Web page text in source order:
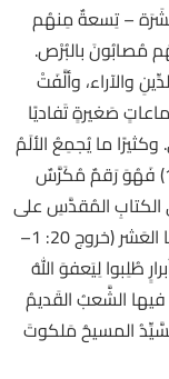
– تِسعةٌ مِنهُم
مُصابُونَ بالبُرْص.
والآراء، وألَّفَتْ
صَغيرةٍ تَفاديًا
ما يُجمِعُ الألَمُ
المُشتركُ بَينَ القُلوبِ المُتَنافِرة. وأمَّا الرَّقمُ (10) فَهُوَ رَقمٌ مُكَرَّسٌ
المُقدَّسِ على
كَمالِ مَسؤوليَّةِ الإنسان، كما تَبدو في الوصايا العَشر (خروج 20: 1–
7–12)، وعَشَرَةِ أبرارٍ طُلِبوا لِيَعفوَ اللهُ
مَرّاتٍ تَمَرَّدَ فيها الشَّعبُ القَديمُ
14: 22). وقد شَبَّهَ السَّيِّدُ المسيحُ مَلكوتَ